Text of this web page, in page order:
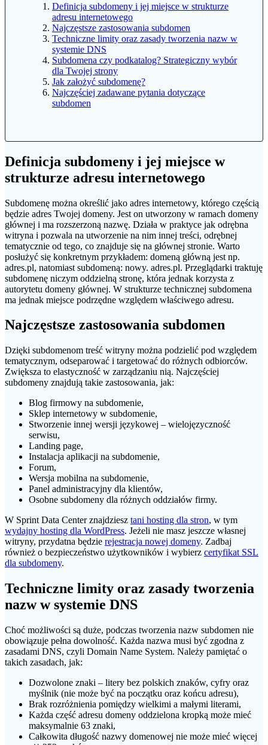
Definicja subdomeny i jej miejsce w strukturze
adresu internetowego
Najczęstsze zastosowania subdomen
Techniczne limity oraz zasady tworzenia nazw w
systemie DNS
Subdomena czy podkatalog? Strategiczny wybór
dla Twojej strony
Jak założyć subdomenę?
Najczęściej zadawane pytania dotyczące
subdomen
Definicja subdomeny i jej miejsce w
strukturze adresu internetowego
Subdomenę można określić jako adres internetowy, którego częścią
będzie adres Twojej domeny. Jest on utworzony w ramach domeny
głównej i ma rozszerzoną nazwę. Działa w praktyce jak odrębna
witryna i pozwala na utworzenie na nim innej treści, odrębnej
tematycznie od tego, co znajduje się na głównej stronie. Warto
posłużyć się konkretnym przykładem: domeną główną jest np.
adres.pl, natomiast subdomeną: nowy. adres.pl. Przeglądarki traktuję
subdomenę niczym oddzielną stronę, która jednak korzysta z
autorytetu domeny głównej. W strukturze technicznej subdomena
ma jednak miejsce podrzędne względem właściwego adresu.
Najczęstsze zastosowania subdomen
Dzięki subdomenom treść witryny można podzielić pod względem
tematycznym, odseparować i targetować do różnych odbiorców.
Zwiększa to elastyczność w zarządzaniu nią. Najczęściej
subdomeny znajdują takie zastosowania, jak:
Blog firmowy na subdomenie,
Sklep internetowy w subdomenie,
Stworzenie innej wersji językowej – wielojęzyczność
serwisu,
Landing page,
Instalacja aplikacji na subdomenie,
Forum,
Wersja mobilna na subdomenie,
Panel administracyjny dla klientów,
Osobne subdomeny dla różnych oddziałów firmy.
W Sprint Data Center znajdziesz tani hosting dla stron, w tym
wydajny hosting dla WordPress. Jeżeli nie masz jeszcze własnej
witryny, przydatna będzie rejestracja nowej domeny. Zadbaj
również o bezpieczeństwo użytkowników i wybierz certyfikat SSL
dla subdomeny.
Techniczne limity oraz zasady tworzenia
nazw w systemie DNS
Choć możliwości są duże, podczas tworzenia nazw subdomen nie
obowiązuje pełna dowolność. Każda nazwa musi być zgodna z
zasadami DNS, czyli Domain Name System. Należy pamiętać o
takich zasadach, jak:
Dozwolone znaki – litery bez polskich znaków, cyfry oraz
myślnik (nie może być na początku oraz końcu adresu),
Brak rozróżnienia pomiędzy wielkimi a małymi literami,
Każda część adresu domeny oddzielona kropką może mieć
maksymalnie 63 znaki,
Całkowita długość nazwy domenowej nie może mieć więcej